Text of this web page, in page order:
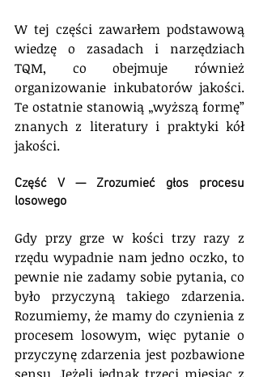
W tej części zawarłem podstawową
wiedzę o zasadach i narzędziach
TQM, co obejmuje również
organizowanie inkubatorów jakości.
Te ostatnie stanowią „wyższą formę”
znanych z literatury i praktyki kół
jakości.
Część V — Zrozumieć głos procesu
losowego
Gdy przy grze w kości trzy razy z
rzędu wypadnie nam jedno oczko, to
pewnie nie zadamy sobie pytania, co
było przyczyną takiego zdarzenia.
Rozumiemy, że mamy do czynienia z
procesem losowym, więc pytanie o
przyczynę zdarzenia jest pozbawione